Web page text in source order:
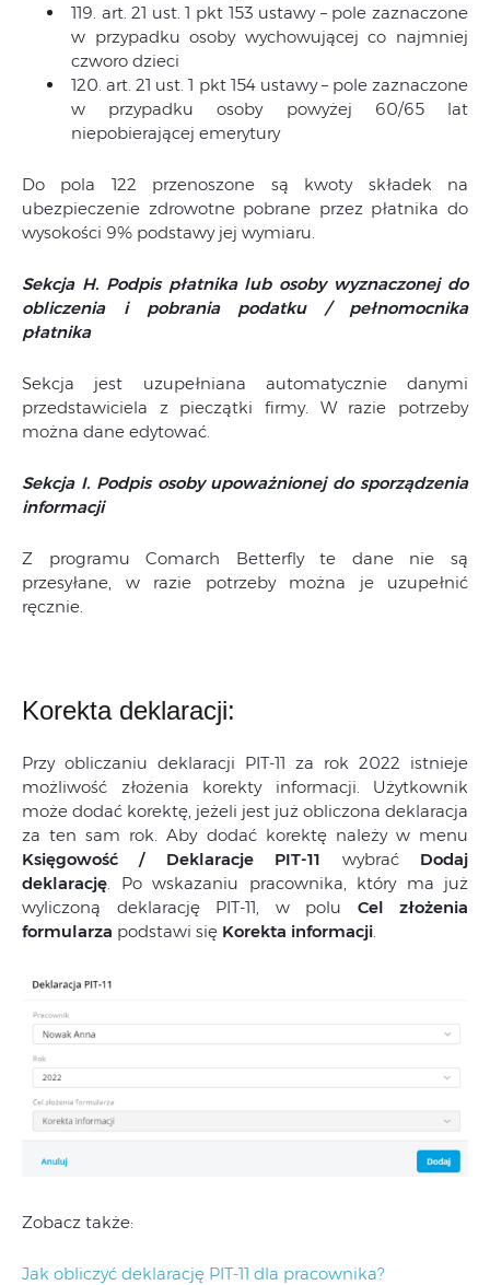
119. art. 21 ust. 1 pkt 153 ustawy – pole zaznaczone
w przypadku osoby wychowującej co najmniej
czworo dzieci
120. art. 21 ust. 1 pkt 154 ustawy – pole zaznaczone
w przypadku osoby powyżej 60/65 lat
niepobierającej emerytury
Do pola 122 przenoszone są kwoty składek na
ubezpieczenie zdrowotne pobrane przez płatnika do
wysokości 9% podstawy jej wymiaru.
Sekcja H. Podpis płatnika lub osoby wyznaczonej do
obliczenia i pobrania podatku / pełnomocnika
płatnika
Sekcja jest uzupełniana automatycznie danymi
przedstawiciela z pieczątki firmy. W razie potrzeby
można dane edytować.
Sekcja I. Podpis osoby upoważnionej do sporządzenia
informacji
Z programu Comarch Betterfly te dane nie są
przesyłane, w razie potrzeby można je uzupełnić
ręcznie.
Korekta deklaracji:
Przy obliczaniu deklaracji PIT-11 za rok 2022 istnieje
możliwość złożenia korekty informacji. Użytkownik
może dodać korektę, jeżeli jest już obliczona deklaracja
za ten sam rok. Aby dodać korektę należy w menu
Księgowość / Deklaracje PIT-11 wybrać Dodaj
deklarację. Po wskazaniu pracownika, który ma już
wyliczoną deklarację PIT-11, w polu Cel złożenia
formularza podstawi się Korekta informacji.
Zobacz także:
Jak obliczyć deklarację PIT-11 dla pracownika?